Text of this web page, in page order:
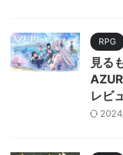
RPG
見る
レビ